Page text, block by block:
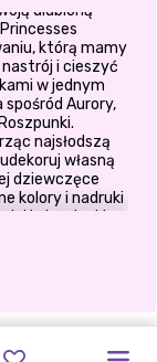
ulubioną
którą mamy
i cieszyć
w jednym
Aurory,
najsłodszą
własną
dziewczęce
kolory i nadruki
księżniczki.
przycisk
i wysłać ją
się tą
POWRÓT